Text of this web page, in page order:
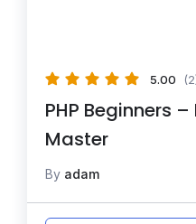
5.00
PHP Beginners
Master
By adam